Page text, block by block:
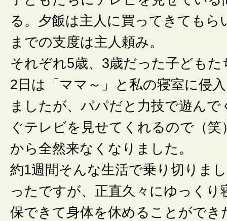
る。夕飯は主人に買ってきてもら
までの支度は主人頼み。
それぞれ5歳、3歳だった子どもた
2日は「ママ～」と私の寝室に侵
ましたが、パパだと力技で遊んで
ぐテレビを見せてくれるので（笑
から全然来なくなりました。
約1週間そんな生活で乗り切りま
ったですが、正直久々にゆっくり
保できて身体を休めることができ